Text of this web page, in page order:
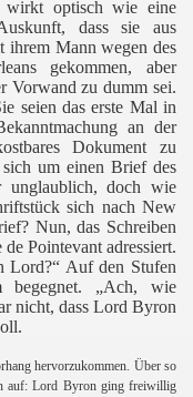
wirkt optisch wie eine
dass sie aus
ihrem Mann wegen des
gekommen, aber
Vorwand zu dumm sei.
seien das erste Mal in
an der
Dokument zu
um einen Brief des
doch wie
sich nach New
Nun, das Schreiben
Pointevant adressiert.
Lord?“ Auf den Stufen
„Ach, wie
nicht, dass Lord Byron
hervorzukommen. Über so
auf: Lord Byron ging freiwillig